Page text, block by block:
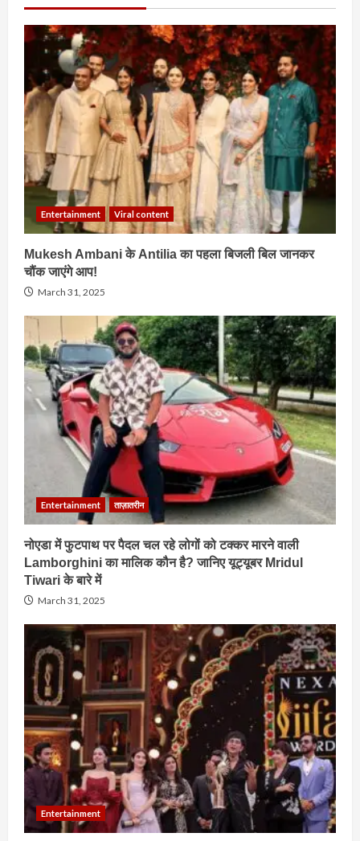
Entertainment Viral content
Mukesh Ambani के Antilia का पहला बिजली बिल जानकर
चौंक जाएंगे आप!
March 31, 2025
Entertainment ताज़ातरीन
नोएडा में फुटपाथ पर पैदल चल रहे लोगों को टक्कर मारने वाली
Lamborghini का मालिक कौन है? जानिए यूट्यूबर Mridul
Tiwari के बारे में
March 31, 2025
Entertainment